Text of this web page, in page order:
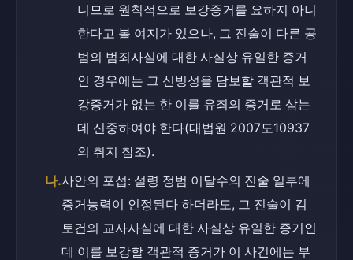
니므로 원칙적으로 보강증거를 요하지 아니
한다고 볼 여지가 있으나, 그 진술이 다른 공
범의 범죄사실에 대한 사실상 유일한 증거
인 경우에는 그 신빙성을 담보할 객관적 보
강증거가 없는 한 이를 유죄의 증거로 삼는
데 신중하여야 한다(대법원 2007도10937
의 취지 참조).
나.사안의 포섭: 설령 정범 이달수의 진술 일부에
증거능력이 인정된다 하더라도, 그 진술이 김
토건의 교사사실에 대한 사실상 유일한 증거인
데 이를 보강할 객관적 증거가 이 사건에는 부